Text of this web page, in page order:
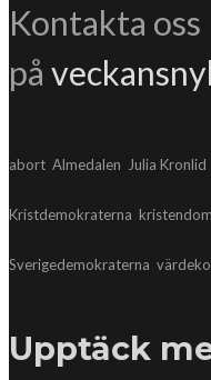
Kontakta oss
på
abort Almedalen Julia Kronlid
Kristdemokraterna kristendom
Sverigedemokraterna
Upptäck